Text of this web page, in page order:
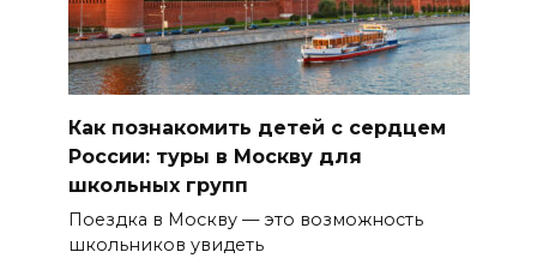
Как познакомить детей с сердцем
России: туры в Москву для
школьных групп
Поездка в Москву — это возможность
школьников увидеть